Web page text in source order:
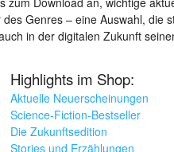
Genres – eine Auswahl, die
in der digitalen Zukunft
Highlights im Shop:
Aktuelle Neuerscheinungen
Science-Fiction-Bestseller
Die Zukunftsedition
Stories und Erzählungen